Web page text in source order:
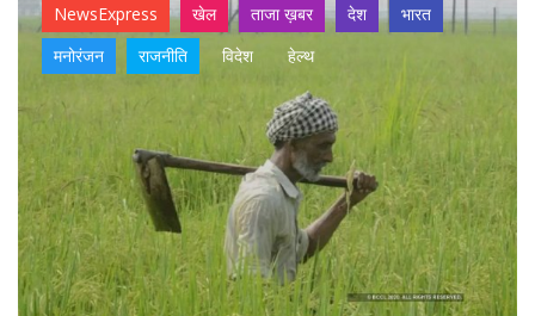
NewsExpress खेल ताजा ख़बर देश
भारत
मनोरंजन
राजनीति विदेश हेल्थ